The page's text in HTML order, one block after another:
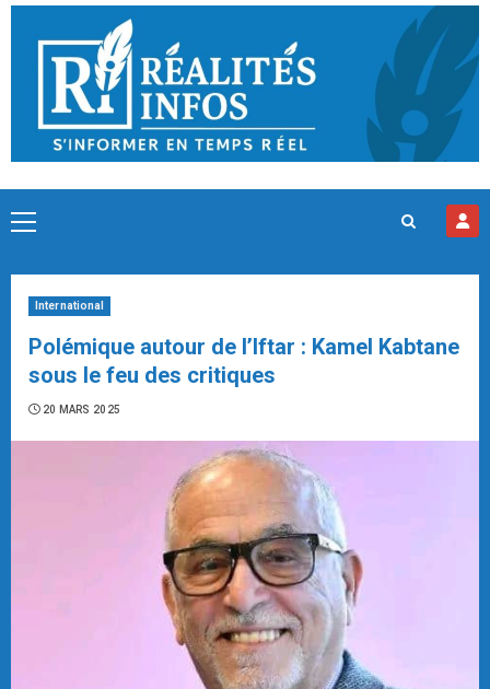
Skip
content
Primary
International
Polémique autour de l’Iftar : Kamel Kabtane
sous le feu des critiques
20 MARS 2025